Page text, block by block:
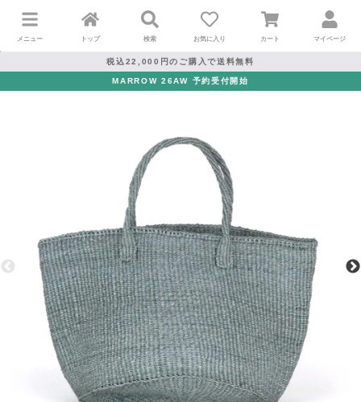
メニュー トップ 検索 お気に入り カート マイページ
税込22,000円のご購入で送料無料
MARROW 26AW 予約受付開始